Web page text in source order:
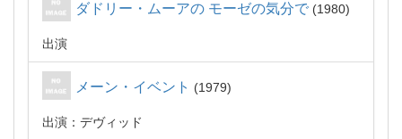
ダドリー・ムーアの モーゼの気分で 1980
出演
メーン・イベント 1979
出演：デヴィッド